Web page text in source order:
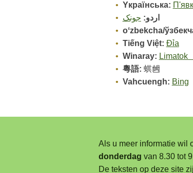
Yкраїнська:
اردو: جونک
oʻzbekcha/
Tiếng Việt: Đỉa
Winaray: Limatok
粵語: 蜞乸
Vahcuengh: Bing
Als u meer informatie wil
donderdag van 8.30 tot
De teksten op deze site